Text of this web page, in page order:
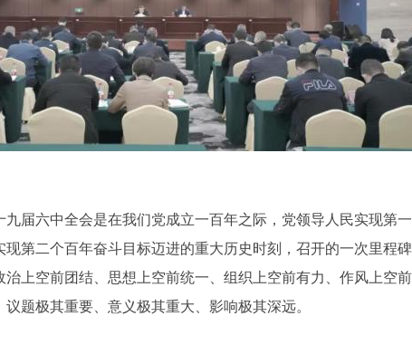
六中全会是在我们党成立一百年之际，党领导人民实现第
现第二个百年奋斗目标迈进的重大历史时刻，召开的一次里程
治上空前团结、思想上空前统一、组织上空前有力、作风上空
题极其重要、意义极其重大、影响极其深远。